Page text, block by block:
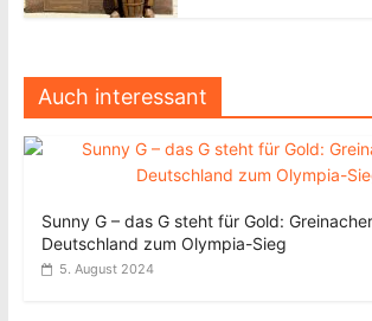
Auch interessant
Sunny G – das G steht für Gold:
Deutschland zum Olympia-Sieg
5. August 2024